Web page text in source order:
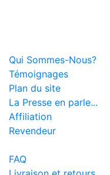
Qui Sommes-Nous?
Témoignages
Plan du site
La Presse en parle...
Affiliation
Revendeur
FAQ